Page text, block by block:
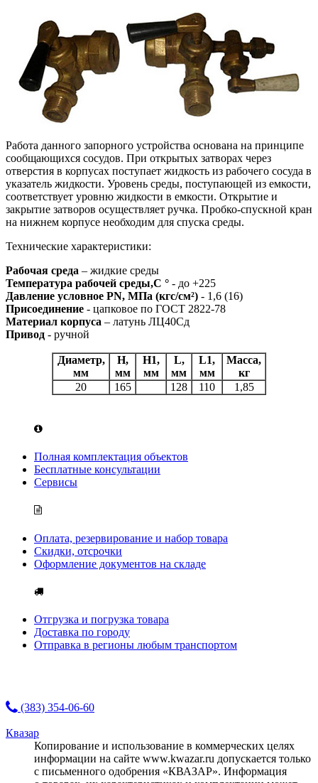
Работа данного запорного устройства основана на принципе
сообщающихся сосудов. При открытых затворах через
отверстия в корпусах поступает жидкость из рабочего сосуда в
указатель жидкости. Уровень среды, поступающей из емкости,
соответствует уровню жидкости в емкости. Открытие и
закрытие затворов осуществляет ручка. Пробко-спускной кран
на нижнем корпусе необходим для спуска среды.
Технические характеристики:
Рабочая среда – жидкие среды
Температура рабочей среды,С ° - до +225
Давление условное PN, МПа (кгс/см²) - 1,6 (16)
Присоединение - цапковое по ГОСТ 2822-78
Материал корпуса – латунь ЛЦ40Сд
Привод - ручной
Диаметр,
мм
H,
мм
H1,
мм
L,
мм
L1,
мм
Масса,
кг
20
165 128 110 1,85
Полная комплектация объектов
Бесплатные консультации
Сервисы
Оплата, резервирование и набор товара
Скидки, отсрочки
Оформление документов на складе
Отгрузка и погрузка товара
Доставка по городу
Отправка в регионы любым транспортом
(383) 354-06-60
Квазар
Копирование и использование в коммерческих целях
информации на сайте www.kwazar.ru допускается только
с письменного одобрения «КВАЗАР». Информация